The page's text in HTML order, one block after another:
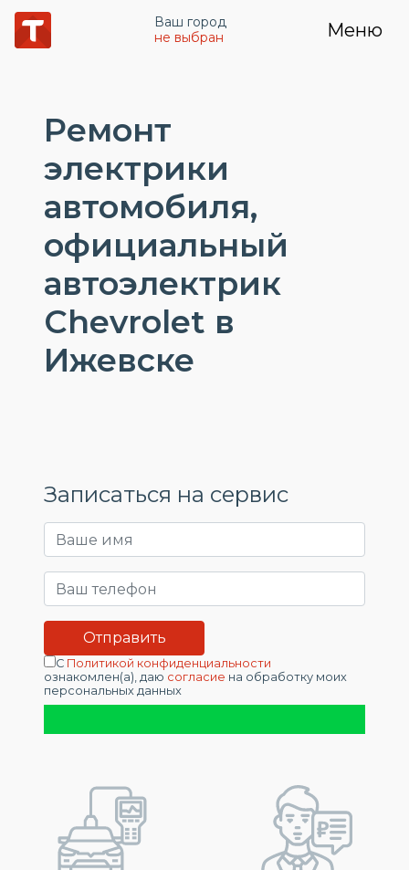
Ваш город
не выбран
Меню
Ремонт
электрики
автомобиля,
официальный
автоэлектрик
Chevrolet в
Ижевске
Записаться на сервис
С Политикой конфиденциальности
ознакомлен(а), даю согласие на обработку моих
персональных данных